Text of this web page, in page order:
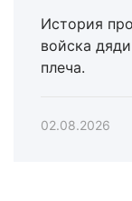
История
войска
плеча.
02.08.2026